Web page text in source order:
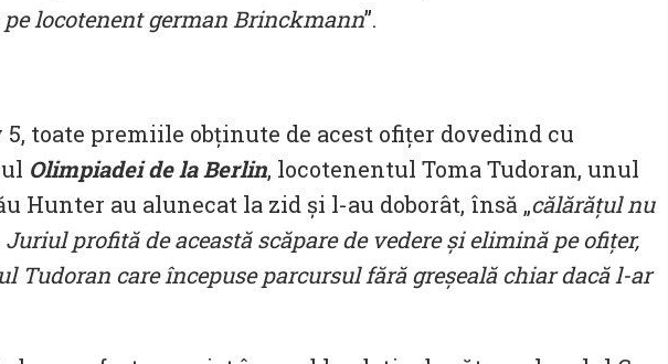
locotenent german Brinckmann”.
toate premiile obținute de acest ofițer dovedind cu
Olimpiadei de la Berlin, locotenentul Toma Tudoran, unul
Hunter au alunecat la zid și l-au doborât, însă „călărățul nu
profită de această scăpare de vedere și elimină pe ofițer,
Tudoran care începuse parcursul fără greșeală chiar dacă l-ar